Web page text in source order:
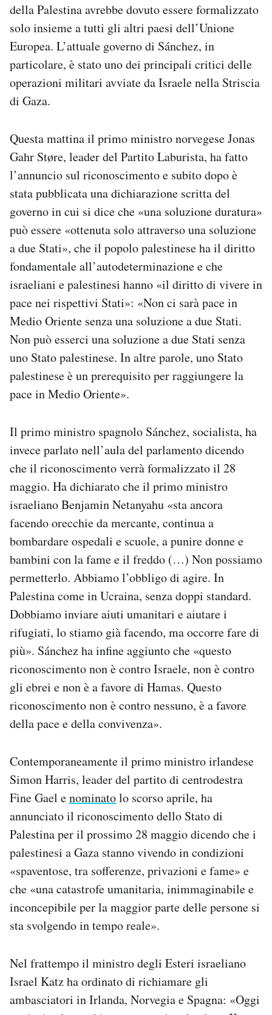
della Palestina avrebbe dovuto essere formalizzato
solo insieme a tutti gli altri paesi dell’Unione
Europea. L’attuale governo di Sánchez, in
particolare, è stato uno dei principali critici delle
operazioni militari avviate da Israele nella Striscia
di Gaza.
Questa mattina il primo ministro norvegese Jonas
Gahr Støre, leader del Partito Laburista, ha fatto
l’annuncio sul riconoscimento e subito dopo è
stata pubblicata una dichiarazione scritta del
governo in cui si dice che «una soluzione duratura»
può essere «ottenuta solo attraverso una soluzione
a due Stati», che il popolo palestinese ha il diritto
fondamentale all’autodeterminazione e che
israeliani e palestinesi hanno «il diritto di vivere in
pace nei rispettivi Stati»: «Non ci sarà pace in
Medio Oriente senza una soluzione a due Stati.
Non può esserci una soluzione a due Stati senza
uno Stato palestinese. In altre parole, uno Stato
palestinese è un prerequisito per raggiungere la
pace in Medio Oriente».
Il primo ministro spagnolo Sánchez, socialista, ha
invece parlato nell’aula del parlamento dicendo
che il riconoscimento verrà formalizzato il 28
maggio. Ha dichiarato che il primo ministro
israeliano Benjamin Netanyahu «sta ancora
facendo orecchie da mercante, continua a
bombardare ospedali e scuole, a punire donne e
bambini con la fame e il freddo (…) Non possiamo
permetterlo. Abbiamo l’obbligo di agire. In
Palestina come in Ucraina, senza doppi standard.
Dobbiamo inviare aiuti umanitari e aiutare i
rifugiati, lo stiamo già facendo, ma occorre fare di
più». Sánchez ha infine aggiunto che «questo
riconoscimento non è contro Israele, non è contro
gli ebrei e non è a favore di Hamas. Questo
riconoscimento non è contro nessuno, è a favore
della pace e della convivenza».
Contemporaneamente il primo ministro irlandese
Simon Harris, leader del partito di centrodestra
Fine Gael enominatolo scorso aprile, ha
annunciato il riconoscimento dello Stato di
Palestina per il prossimo 28 maggio dicendo che i
palestinesi a Gaza stanno vivendo in condizioni
«spaventose, tra sofferenze, privazioni e fame» e
che «una catastrofe umanitaria, inimmaginabile e
inconcepibile per la maggior parte delle persone si
sta svolgendo in tempo reale».
Nel frattempo il ministro degli Esteri israeliano
Israel Katz ha ordinato di richiamare gli
ambasciatori in Irlanda, Norvegia e Spagna: «Oggi